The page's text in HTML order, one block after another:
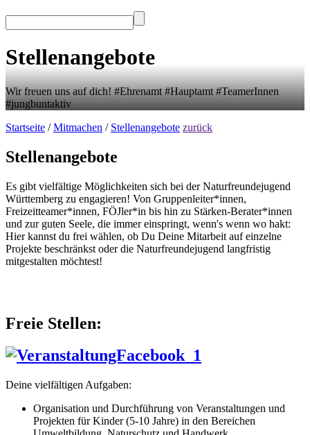
Stellenangebote
Wir freuen uns auf dich! #Ehrenamt #Hauptamt #TeamerInnen
#jungbuntaktiv
Startseite /Mitmachen / Stellenangebote zurück
Stellenangebote
Es gibt vielfältige Möglichkeiten sich bei der Naturfreundejugend
Württemberg zu engagieren! Von Gruppenleiter*innen,
Freizeitteamer*innen, FÖJler*in bis hin zu Stärken-Berater*innen
und zur guten Seele, die immer einspringt, wenn's wenn wo hakt:
Hier kannst du frei wählen, ob Du Deine Mitarbeit auf einzelne
Projekte beschränkst oder die Naturfreundejugend langfristig
mitgestalten möchtest!
Freie Stellen:
Deine vielfältigen Aufgaben:
Organisation und Durchführung von Veranstaltungen und
Projekten für Kinder (5-10 Jahre) in den Bereichen